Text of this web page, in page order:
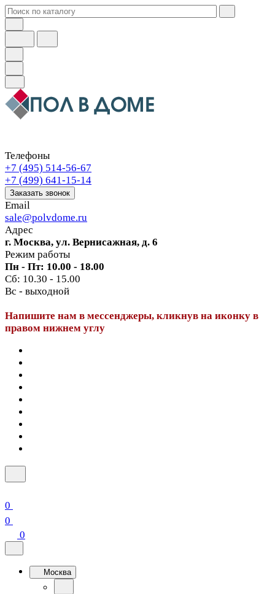
Телефоны
+7 (495) 514-56-67
+7 (499) 641-15-14
Заказать звонок
Email
sale@polvdome.ru
Адрес
г. Москва, ул. Вернисажная, д. 6
Режим работы
Пн - Пт: 10.00 - 18.00
Сб: 10.30 - 15.00
Вс - выходной
Напишите нам в мессенджеры, кликнув на иконку в
правом нижнем углу
0
0
0
Москва